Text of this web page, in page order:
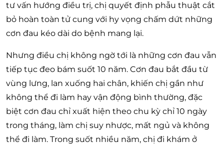
tư vấn hướng điều trị, chị quyết định phẫu thuật cắt
bỏ hoàn toàn tử cung với hy vọng chấm dứt những
cơn đau kéo dài do bệnh mang lại.
Nhưng điều chị không ngờ tới là những cơn đau vẫn
tiếp tục đeo bám suốt 10 năm. Cơn đau bắt đầu từ
vùng lưng, lan xuống hai chân, khiến chị gần như
không thể đi làm hay vận động bình thường, đặc
biệt cơn đau chỉ xuất hiện theo chu kỳ chỉ 10 ngày
trong tháng, làm chị suy nhược, mất ngủ và không
thể đi làm. Trong suốt nhiều năm, chị đi khám ở